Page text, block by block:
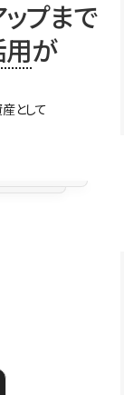
プまで
が
として